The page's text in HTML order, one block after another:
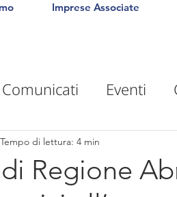
Imprese Associate
Comunicati Eventi
Territorio
Regione
Tempo di lettura: 4 min